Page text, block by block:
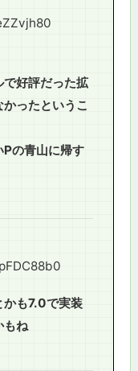
で好評だった拡
ったというこ
Pの青山に帰す
かも7.0で実装
もね